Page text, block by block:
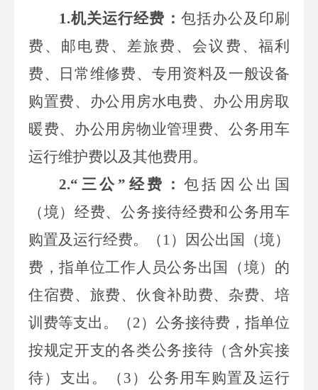
1.机关运行经费： 包括办公及印刷
费、邮电费、差旅费、会议费、福利
费、日常维修费、 专用 资料及一般设备
购置费、办公用房水电费、办公用房取
暖费、办公用房物业管理费、公务用车
运行维护费以及其他费用。
2.“三公”经费： 包括因公出国
（境）经费、公务接待经费和公务用车
购置及运行经费。（1）因公出国（境）
费，指单位工作人员公务出国（境）的
住宿费、旅费、伙食补助费、杂费、培
训费等支出。（2）公务接待费，指单位
按规定开支的各类公务接待（含外宾接
待）支出。（3）公务用车购置及运行